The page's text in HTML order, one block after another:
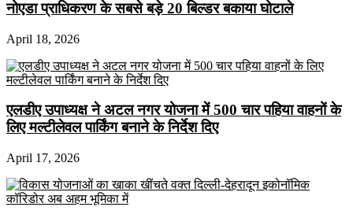
नोएडा प्राधिकरण के सबसे बड़े 20 बिल्डर बकाया घोटाले
April 18, 2026
एलडीए उपाध्यक्ष ने अटल नगर योजना में 500 चार पहिया वाहनों के
लिए मल्टीलेवल पार्किंग बनाने के निर्देश दिए
April 17, 2026